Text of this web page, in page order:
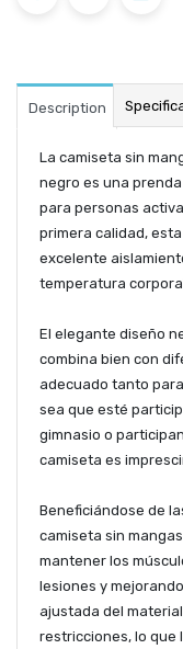
Description
La camiseta sin
negro es una
para personas
primera calidad,
excelente
temperatura
El elegante diseño
combina bien con
adecuado tanto
sea que esté
gimnasio o
camiseta es
Beneficiándose de
camiseta sin
mantener los
lesiones y
ajustada del
restricciones, lo que